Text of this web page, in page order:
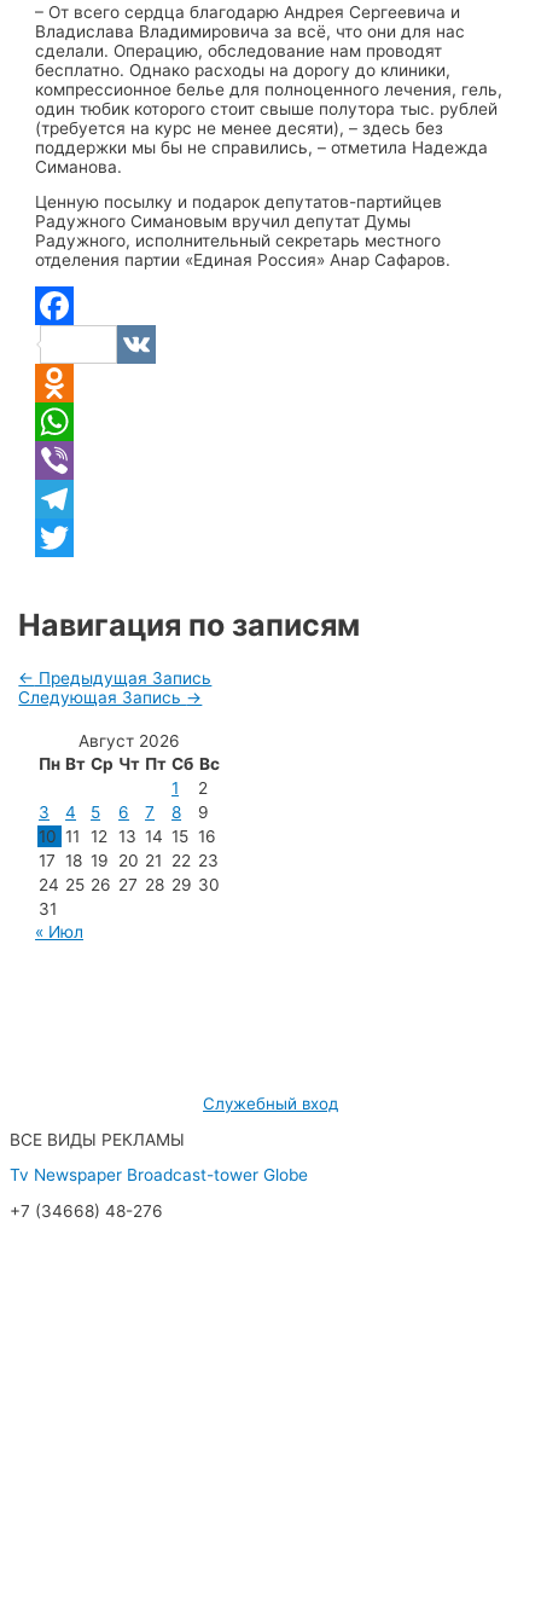
– От всего сердца благодарю Андрея Сергеевича и
Владислава Владимировича за всё, что они для нас
сделали. Операцию, обследование нам проводят
бесплатно. Однако расходы на дорогу до клиники,
компрессионное белье для полноценного лечения, гель,
один тюбик которого стоит свыше полутора тыс. рублей
(требуется на курс не менее десяти), – здесь без
поддержки мы бы не справились, – отметила Надежда
Симанова.
Ценную посылку и подарок депутатов-партийцев
Радужного Симановым вручил депутат Думы
Радужного, исполнительный секретарь местного
отделения партии «Единая Россия» Анар Сафаров.
Facebook
VK
Odnoklassniki
WhatsApp
Viber
Telegram
Навигация по записям
← Предыдущая Запись
Следующая Запись →
Август 2026
Пн Вт Ср Чт Пт Сб Вс
1
2
3
4 5 6 7 8
9
10 11 12 13 14 15 16
17 18 19 20 21 22 23
24 25 26 27 28 29 30
31
« Июл
Служебный вход
ВСЕ ВИДЫ РЕКЛАМЫ
Tv Newspaper Broadcast-tower Globe
+7 (34668) 48-276